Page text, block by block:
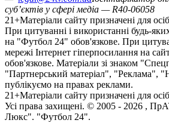
суб’єктів у сфері медіа — R40-06058
21+Матеріали сайту призначені для
При цитуванні і використанні будь-
на "Футбол 24" обов'язкове. При
мережі Інтернет гіперпосилання на
обов'язкове. Матеріали зі знаком
"Партнерський матеріал", "Реклама",
публікуємо на правах реклами.
21+Матеріали сайту призначені для
Усi права захищенi. © 2005 - 2026 ,
Люкс". "Футбол 24".